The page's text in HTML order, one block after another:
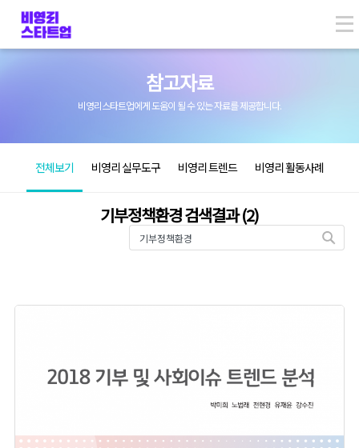
content
참고자료
비영리스타트업에게 도움이 될 수 있는 자료를 제공합니다.
전체보기 비영리 실무도구 비영리 트렌드 비영리 활동사례
기부정책환경 검색결과 (2)